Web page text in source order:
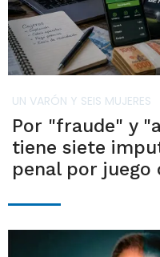
UN VARÓN Y SEIS MUJERES
Por "fraude" y
tiene siete
penal por juego